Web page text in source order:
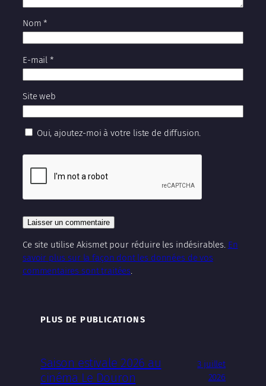
Nom*
E-mail *
Site web
Oui, ajoutez-moi à votre liste de diffusion.
Ce site utilise Akismet pour réduire les indésirables. En
savoir plus sur la façon dont les données de vos
commentaires sont traitées
PLUS DE PUBLICATIONS
Saison estivale 2026 au
cinéma Le Douron
3 juillet
2026